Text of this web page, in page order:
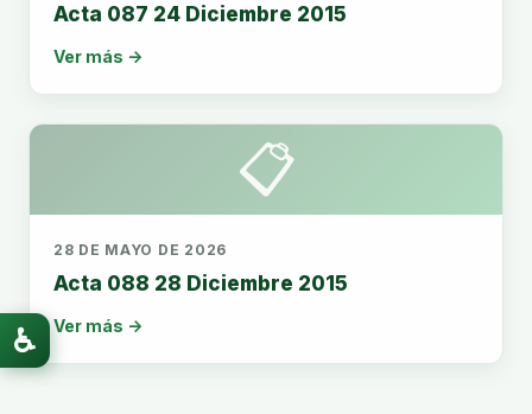
Acta 087 24 Diciembre 2015
Ver más →
📋
28 DE MAYO DE 2026
Acta 088 28 Diciembre 2015
Ver más →
♿